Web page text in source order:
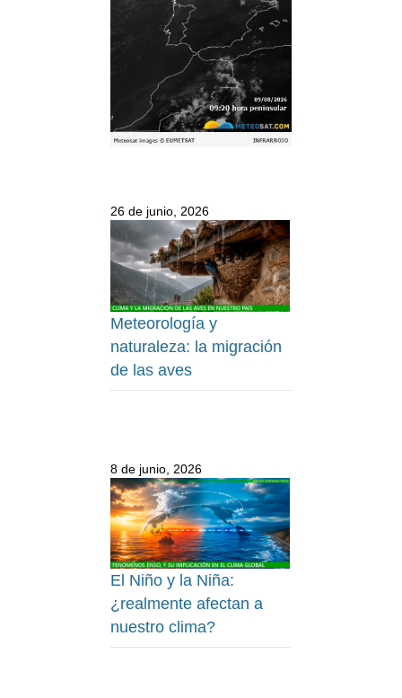
26 de junio, 2026
Meteorología y
naturaleza: la migración
de las aves
8 de junio, 2026
El Niño y la Niña:
¿realmente afectan a
nuestro clima?